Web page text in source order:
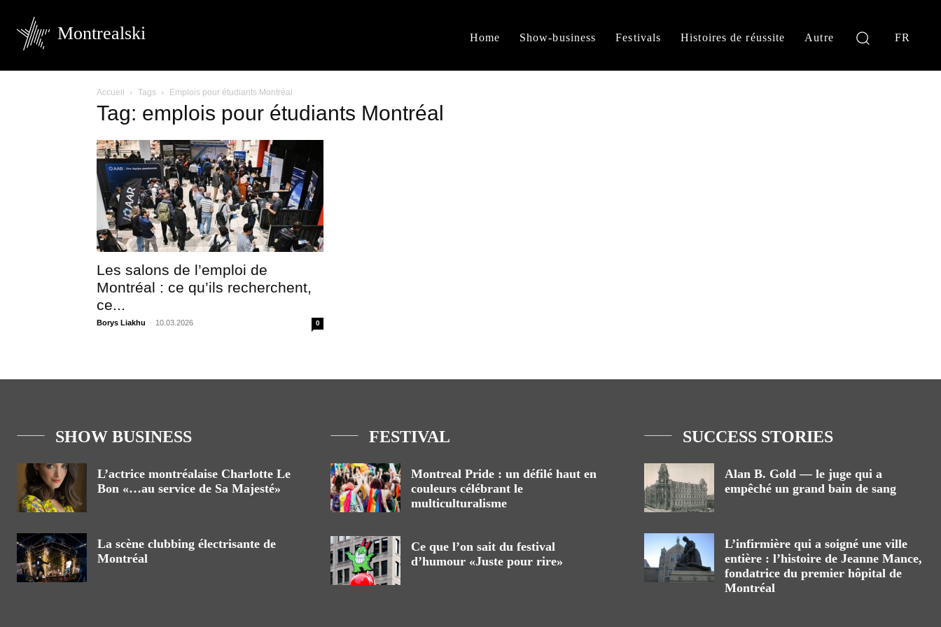
Montrealski Home Show-business Festivals Histoires de réussite Autre FR
Accueil Tags Emplois pour étudiants Montréal
Tag: emplois pour étudiants Montréal
Les salons de l’emploi de
Montréal : ce qu’ils recherchent,
ce...
Borys Liakhu - 10.03.2026 0
SHOW BUSINESS
L’actrice montréalaise Charlotte Le
Bon «…au service de Sa Majesté»
La scène clubbing électrisante de
Montréal
FESTIVAL
Montreal Pride : un défilé haut en
couleurs célébrant le
multiculturalisme
Ce que l’on sait du festival
d’humour «Juste pour rire»
SUCCESS STORIES
Alan B. Gold — le juge qui a
empêché un grand bain de sang
L’infirmière qui a soigné une ville
entière : l’histoire de Jeanne Mance,
fondatrice du premier hôpital de
Montréal